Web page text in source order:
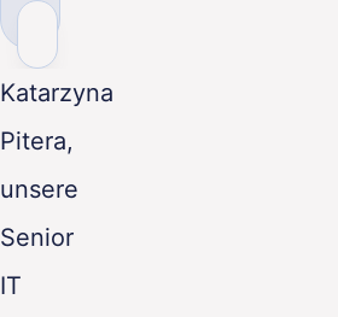
Katarzyna
Pitera,
unsere
Senior
IT